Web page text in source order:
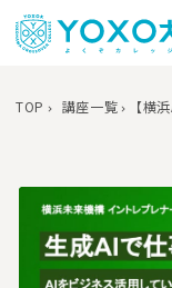
TOP 講座一覧 【横浜AI